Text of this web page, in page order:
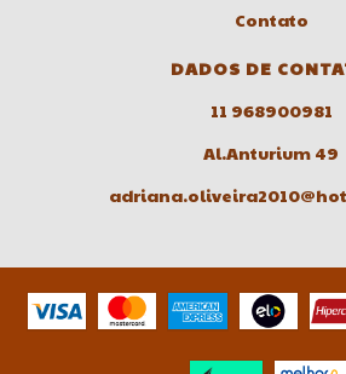
Contato
DADOS DE
11 968900981
Al.Anturium 49